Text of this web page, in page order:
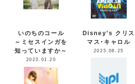
いのちのコール
～ミセスインガを
知っていますか～
2023.01.20
Disney’s クリス
マス・キャロル
2025.08.25